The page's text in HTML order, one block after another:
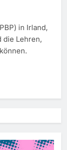
in Irland,
die Lehren,